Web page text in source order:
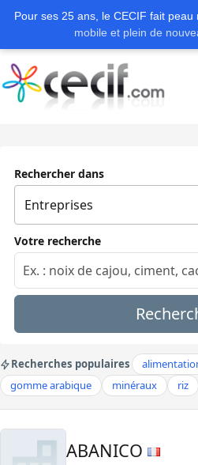
Pour ses 25 ans, le CECIF fait peau
mobile et plein de
Rechercher dans
Votre recherche
Recherches populaires
gomme arabique
minéraux riz
ABANICO